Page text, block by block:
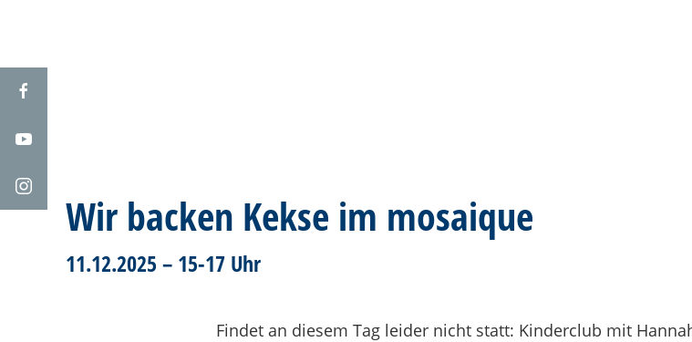
Wir backen Kekse im mosaique
11.12.2025 – 15-17 Uhr
Findet an diesem Tag leider nicht statt: Kinderclub mit